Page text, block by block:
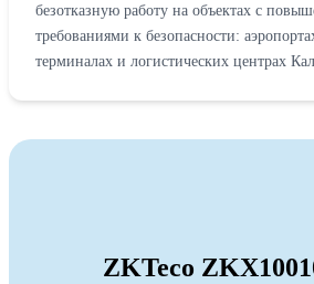
безотказную работу на объектах с
требованиями к безопасности:
терминалах и логистических центрах
ZKTeco